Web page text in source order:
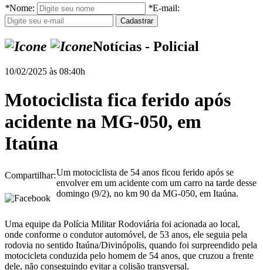
*Nome: *E-mail:
Notícias - Policial
10/02/2025 às 08:40h
Motociclista fica ferido após
acidente na MG-050, em
Itaúna
Compartilhar:Um motociclista de 54 anos ficou ferido após se
envolver em um acidente com um carro na tarde desse
domingo (9/2), no km 90 da MG-050, em Itaúna.
Uma equipe da Polícia Militar Rodoviária foi acionada ao local,
onde conforme o condutor automóvel, de 53 anos, ele seguia pela
rodovia no sentido Itaúna/Divinópolis, quando foi surpreendido pela
motocicleta conduzida pelo homem de 54 anos, que cruzou a frente
dele, não conseguindo evitar a colisão transversal.